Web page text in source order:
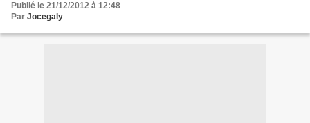
Publié le 21/12/2012 à 12:48
Par Jocegaly